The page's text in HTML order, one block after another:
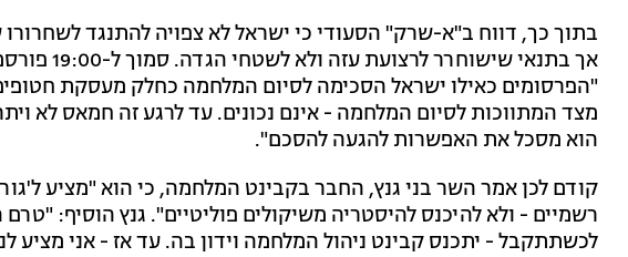
בתוך כך, דווח ב"א-שרק" הסעודי כי ישראל לא צפויה להתנגד
אך בתנאי
"הפרסומים כאילו ישראל הסכימה לסיום המלחמה כחלק מעסקת
מצד המתווכות לסיום המלחמה - אינם נכונים. עד לרגע זה חמאס לא
הוא מסכל את האפשרות להגעה להסכם".
קודם לכן אמר השר בני גנץ, החבר בקבינט המלחמה, כי הוא "מציע
רשמיים - ולא להיכנס להיסטריה משיקולים פוליטיים". גנץ הוסיף:
לכשתתקבל - יתכנס קבינט ניהול המלחמה וידון בה. עד אז - אני מציע